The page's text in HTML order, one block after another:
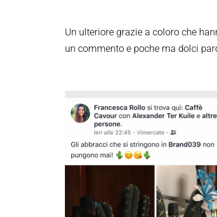
Un ulteriore grazie a coloro che
un commento e poche ma dolci